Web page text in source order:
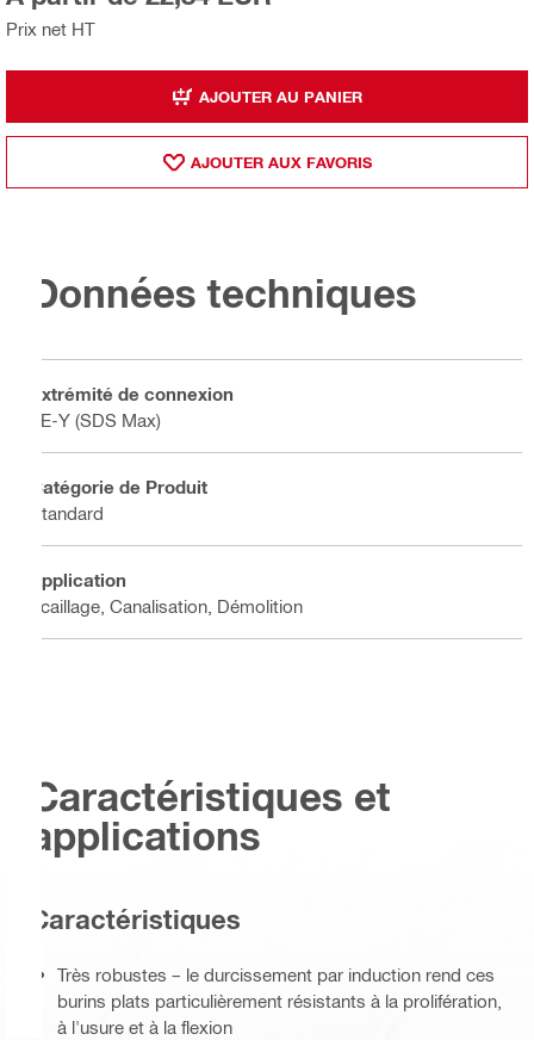
Prix net HT
AJOUTER AU PANIER
AJOUTER AUX FAVORIS
Données techniques
Extrémité de connexion
TE-Y (SDS Max)
Catégorie de Produit
Standard
Application
Écaillage, Canalisation, Démolition
Caractéristiques et
applications
Caractéristiques
Très robustes – le durcissement par induction rend ces
burins plats particulièrement résistants à la prolifération,
à l'usure et à la flexion